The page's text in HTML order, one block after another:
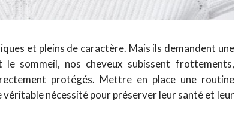
et pleins de caractère. Mais ils demandent une
sommeil, nos cheveux subissent frottements,
protégés. Mettre en place une routine
véritable nécessité pour préserver leur santé et leur